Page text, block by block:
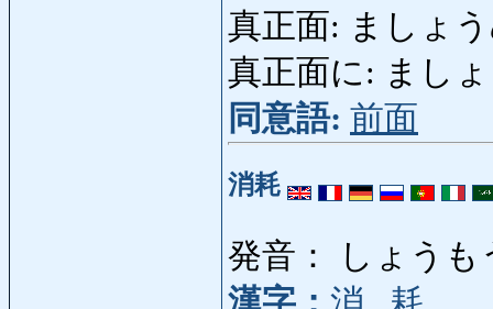
真正面: ましょ
真正面に: ましょ
同意語: 前面
消耗
発音： しょうも